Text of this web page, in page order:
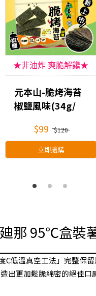
★非油炸 爽脆解饞★
元本山-脆烤海苔
椒鹽風味(34g/
$99 $120
立即搶購
那 95℃盒裝
C低溫真空工法」完整保
出更加鬆脆綿密的絕佳口